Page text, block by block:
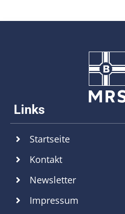
Startseite
Kontakt
Newsletter
Impressum